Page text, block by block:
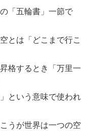
「五輪書」一節で
とは「どこまで行こ
格するとき「万里一
という意味で使われ
うが世界は一つの空